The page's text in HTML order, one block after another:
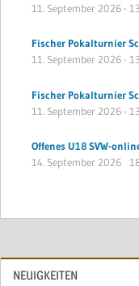
11. September 2026-
Fischer Pokalturnier
11. September 2026-
Fischer Pokalturnier
11. September 2026-
Offenes U18 SVW-
14. September 2026
NEUIGKEITEN